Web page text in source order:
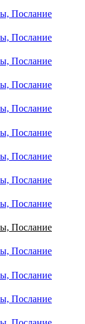
Послание
Послание
Послание
Послание
Послание
Послание
Послание
Послание
Послание
Послание
Послание
Послание
Послание